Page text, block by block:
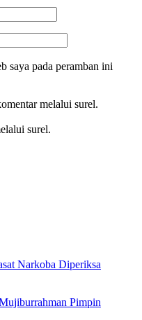
saya pada peramban ini
melalui surel.
surel.
Narkoba Diperiksa